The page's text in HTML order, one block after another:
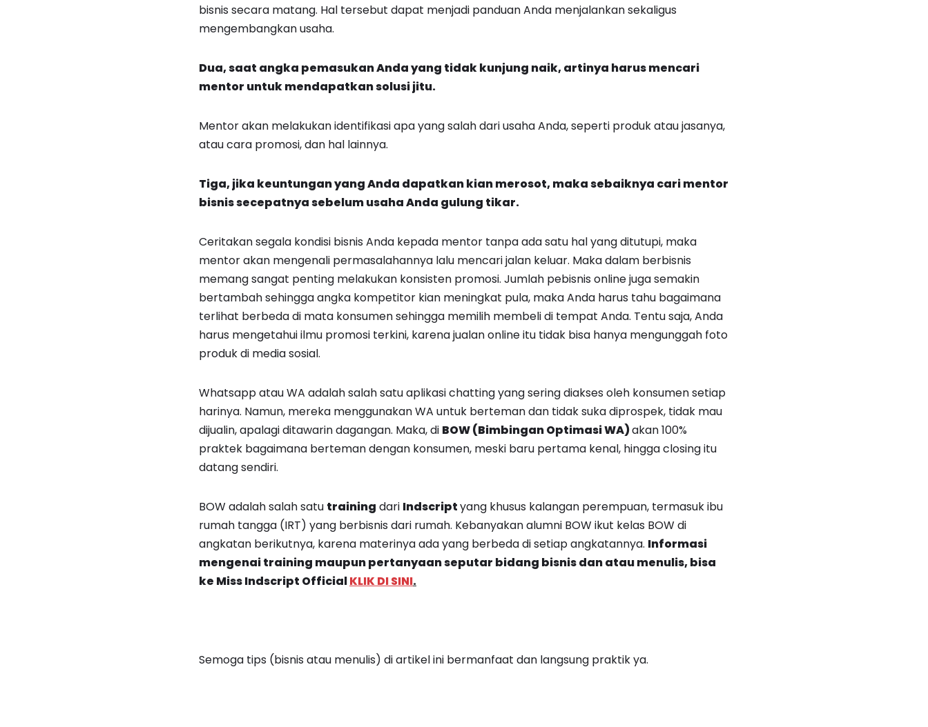
bisnis secara matang. Hal tersebut dapat menjadi panduan Anda menjalankan sekaligus
mengembangkan usaha.
Dua, saat angka pemasukan Anda yang tidak kunjung naik, artinya harus mencari
mentor untuk mendapatkan solusi jitu.
Mentor akan melakukan identifikasi apa yang salah dari usaha Anda, seperti produk atau jasanya,
atau cara promosi, dan hal lainnya.
Tiga, jika keuntungan yang Anda dapatkan kian merosot, maka sebaiknya cari mentor
bisnis secepatnya sebelum usaha Anda gulung tikar.
Ceritakan segala kondisi bisnis Anda kepada mentor tanpa ada satu hal yang ditutupi, maka
mentor akan mengenali permasalahannya lalu mencari jalan keluar. Maka dalam berbisnis
memang sangat penting melakukan konsisten promosi. Jumlah pebisnis online juga semakin
bertambah sehingga angka kompetitor kian meningkat pula, maka Anda harus tahu bagaimana
terlihat berbeda di mata konsumen sehingga memilih membeli di tempat Anda. Tentu saja, Anda
harus mengetahui ilmu promosi terkini, karena jualan online itu tidak bisa hanya mengunggah foto
produk di media sosial.
Whatsapp atau WA adalah salah satu aplikasi chatting yang sering diakses oleh konsumen setiap
harinya. Namun, mereka menggunakan WA untuk berteman dan tidak suka diprospek, tidak mau
dijualin, apalagi ditawarin dagangan. Maka, di BOW (Bimbingan Optimasi WA)akan 100%
praktek bagaimana berteman dengan konsumen, meski baru pertama kenal, hingga closing itu
datang sendiri.
BOW adalah salah satu training dari Indscriptyang khusus kalangan perempuan, termasuk ibu
rumah tangga (IRT) yang berbisnis dari rumah. Kebanyakan alumni BOW ikut kelas BOW di
angkatan berikutnya, karena materinya ada yang berbeda di setiap angkatannya. Informasi
mengenai training maupun pertanyaan seputar bidang bisnis dan atau menulis, bisa
ke Miss Indscript OfficialKLIK DI SINI.
Semoga tips (bisnis atau menulis) di artikel ini bermanfaat dan langsung praktik ya.